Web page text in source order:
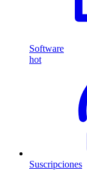
Software
hot
Suscripciones